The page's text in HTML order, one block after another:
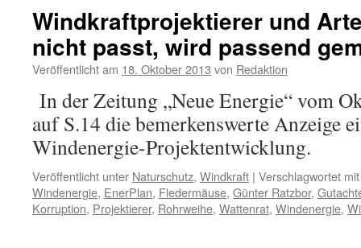
Windkraftprojektierer und
nicht passt, wird passend
Veröffentlicht am 18. Oktober 2013 von Redaktion
In der Zeitung „Neue Energie“ vom
auf S.14 die bemerkenswerte Anzeige
Windenergie-Projektentwicklung.
Veröffentlicht unter Naturschutz, Windkraft | Verschlagwortet mit
Windenergie, EnerPlan, Fledermäuse, Günter Ratzbor,
Korruption, Projektierer, Rohrweihe, Wattenrat, Windenergie,